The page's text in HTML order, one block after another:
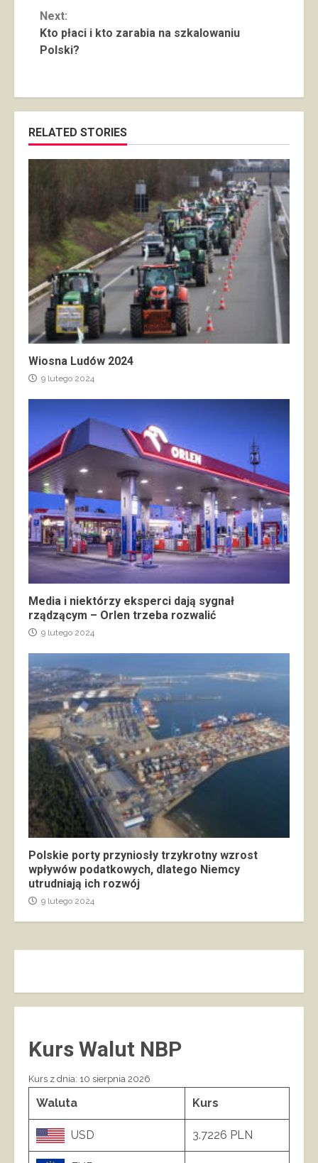
Next:
Kto płaci i kto zarabia na szkalowaniu
Polski?
RELATED STORIES
Wiosna Ludów 2024
9 lutego 2024
Media i niektórzy eksperci dają sygnał
rządzącym – Orlen trzeba rozwalić
9 lutego 2024
Polskie porty przyniosły trzykrotny wzrost
wpływów podatkowych, dlatego Niemcy
utrudniają ich rozwój
9 lutego 2024
Kurs Walut NBP
Kurs z dnia: 10 sierpnia 2026
Waluta Kurs
USD 3.7226 PLN